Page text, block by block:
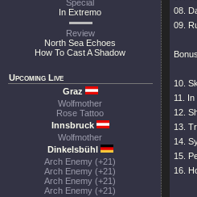
Special
In Extremo
Review
North Sea Echoes
How To Cast A Shadow
Upcoming Live
Graz
Wolfmother
Rose Tattoo
Innsbruck
Wolfmother
Dinkelsbühl
Arch Enemy (+21)
Arch Enemy (+21)
Arch Enemy (+21)
Arch Enemy (+21)
08.
09.
10.
11.
12.
13.
14.
15.
16.